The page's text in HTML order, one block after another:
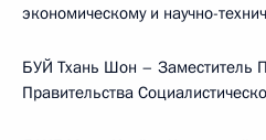
экономическому и научно-
БУЙ Тхань Шон – Заместитель
Правительства